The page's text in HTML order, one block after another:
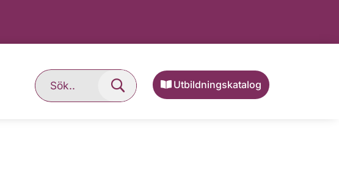
Utbildningskatalog